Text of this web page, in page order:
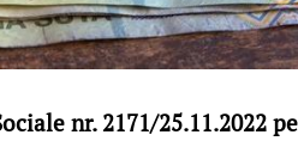
nr. 2171/25.11.2022